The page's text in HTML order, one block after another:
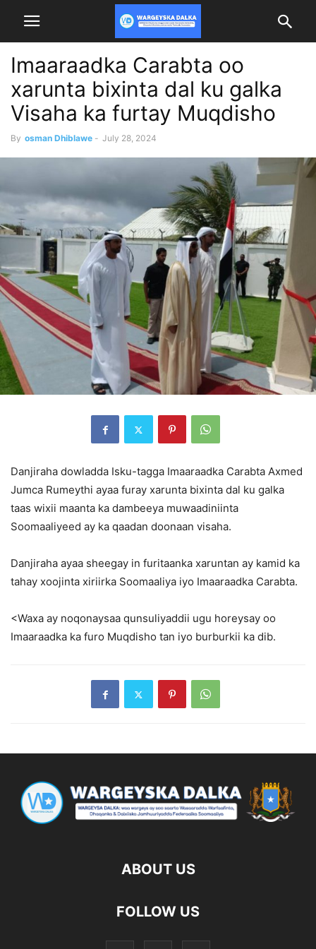
Imaaraadka Carabta oo
xarunta bixinta dal ku galka
Visaha ka furtay Muqdisho
By osman Dhiblawe - July 28, 2024
Danjiraha dowladda Isku-tagga Imaaraadka Carabta Axmed
Jumca Rumeythi ayaa furay xarunta bixinta dal ku galka
taas wixii maanta ka dambeeya muwaadiniinta
Soomaaliyeed ay ka qaadan doonaan visaha.
Danjiraha ayaa sheegay in furitaanka xaruntan ay kamid ka
tahay xoojinta xiriirka Soomaaliya iyo Imaaraadka Carabta.
<Waxa ay noqonaysaa qunsuliyaddii ugu horeysay oo
Imaaraadka ka furo Muqdisho tan iyo burburkii ka dib.
ABOUT US
FOLLOW US